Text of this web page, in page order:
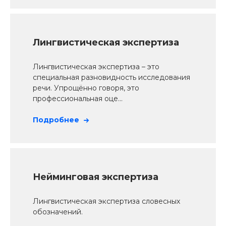
Лингвистическая экспертиза
Лингвистическая экспертиза – это
специальная разновидность исследования
речи. Упрощённо говоря, это
профессиональная оце...
Подробнее
Нейминговая экспертиза
Лингвистическая экспертиза словесных
обозначений.